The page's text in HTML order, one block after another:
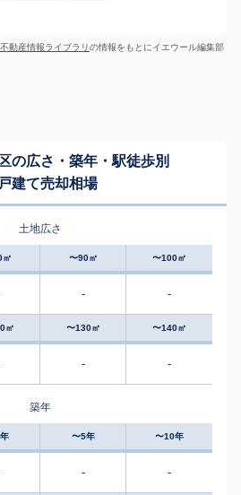
不動産情報ライブラリの情報をもとにイエウール編集部
の広さ・築年・駅徒歩別
建て売却相場
土地広さ
㎡ 〜90㎡ 〜100㎡
- -
㎡ 〜130㎡ 〜140㎡
- -
築年
〜5年 〜10年
- -